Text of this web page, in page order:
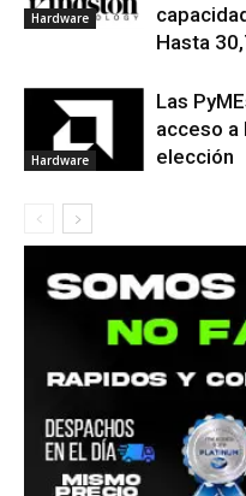
Hardware
Hasta
Hardware
Las
acceso a
elección